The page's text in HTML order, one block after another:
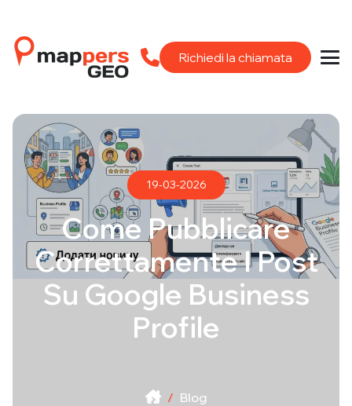
Richiedi la chiamata
19-03-2026
Come Pubblicare
Correttamente I Post
Su Google Business
Profile
Blog